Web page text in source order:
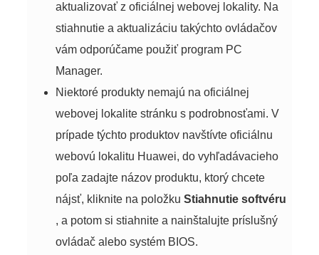
aktualizovať z oficiálnej webovej lokality. Na
stiahnutie a aktualizáciu takýchto ovládačov
vám odporúčame použiť program PC
Manager.
Niektoré produkty nemajú na oficiálnej
webovej lokalite stránku s podrobnosťami. V
prípade týchto produktov navštívte oficiálnu
webovú lokalitu Huawei, do vyhľadávacieho
poľa zadajte názov produktu, ktorý chcete
nájsť, kliknite na položkuStiahnutie softvéru
, a potom si stiahnite a nainštalujte príslušný
ovládač alebo systém BIOS.